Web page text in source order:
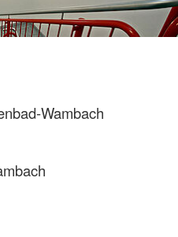
Wambach